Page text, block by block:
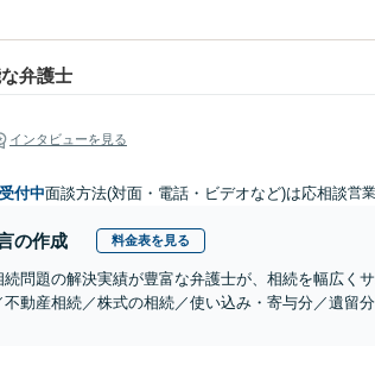
弁護士
インタビューを見る
付中面談方法(対面・電話・ビデオなど)は応相談営
の作成 料金表を見る
続問題の解決実績が豊富な弁護士が、相続を幅広く
動産相続／株式の相続／使い込み・寄与分／遺留